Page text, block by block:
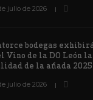
julio de 2026
bodegas
Vino de la DO León
de la añada 2025
julio de 2026